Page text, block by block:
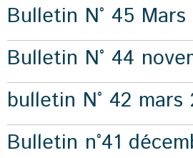
Bulletin N° 45 Mars
Bulletin N° 44
bulletin N° 42 mars
Bulletin n°41